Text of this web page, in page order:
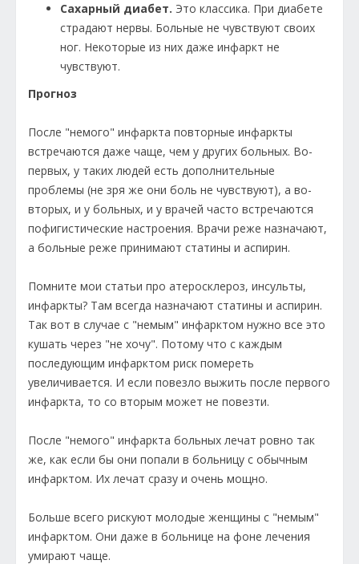
Сахарный диабет. Это классика. При диабете
страдают нервы. Больные не чувствуют своих
ног. Некоторые из них даже инфаркт не
чувствуют.
Прогноз
После "немого" инфаркта повторные инфаркты
встречаются даже чаще, чем у других больных. Во-
первых, у таких людей есть дополнительные
проблемы (не зря же они боль не чувствуют), а во-
вторых, и у больных, и у врачей часто встречаются
пофигистические настроения. Врачи реже назначают,
а больные реже принимают статины и аспирин.
Помните мои статьи про атеросклероз, инсульты,
инфаркты? Там всегда назначают статины и аспирин.
Так вот в случае с "немым" инфарктом нужно все это
кушать через "не хочу". Потому что с каждым
последующим инфарктом риск помереть
увеличивается. И если повезло выжить после первого
инфаркта, то со вторым может не повезти.
После "немого" инфаркта больных лечат ровно так
же, как если бы они попали в больницу с обычным
инфарктом. Их лечат сразу и очень мощно.
Больше всего рискуют молодые женщины с "немым"
инфарктом. Они даже в больнице на фоне лечения
умирают чаще.